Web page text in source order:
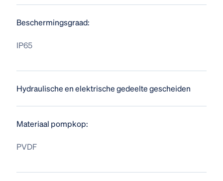
Beschermingsgraad:
IP65
Hydraulische en elektrische gedeelte gescheiden
Materiaal pompkop:
PVDF